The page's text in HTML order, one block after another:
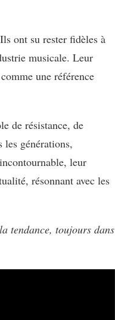
ont su rester fidèles à
musicale. Leur
une référence
de résistance, de
les générations,
leur
résonnant avec les
tendance, toujours dans